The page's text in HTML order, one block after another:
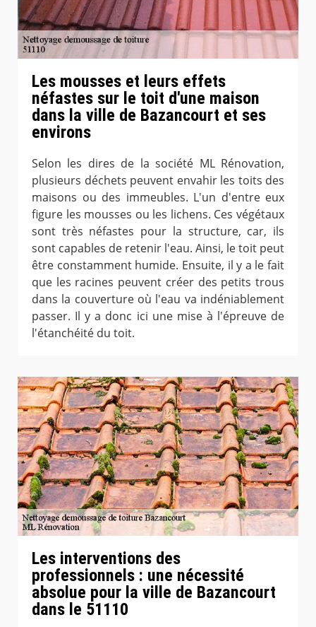
Les mousses et leurs effets
néfastes sur le toit d'une maison
dans la ville de Bazancourt et ses
environs
Selon les dires de la société ML Rénovation,
plusieurs déchets peuvent envahir les toits des
maisons ou des immeubles. L'un d'entre eux
figure les mousses ou les lichens. Ces végétaux
sont très néfastes pour la structure, car, ils
sont capables de retenir l'eau. Ainsi, le toit peut
être constamment humide. Ensuite, il y a le fait
que les racines peuvent créer des petits trous
dans la couverture où l'eau va indéniablement
passer. Il y a donc ici une mise à l'épreuve de
l'étanchéité du toit.
Les interventions des
professionnels : une nécessité
absolue pour la ville de Bazancourt
dans le 51110